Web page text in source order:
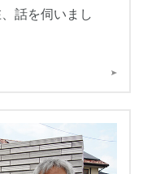
話を伺いまし